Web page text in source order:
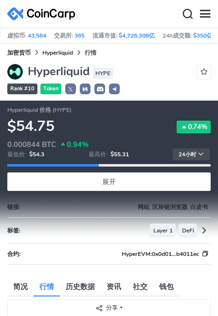
虚拟币:43,564 交易所:365 流通市值:$4,726,308亿 24h成交额:$350亿
加密货币 Hyperliquid 行情
Hyperliquid HYPE
Rank #10 Token 𝕏
Hyperliquid 价格 (HYPE)
$54.75 0.74%
0.000844 BTC 0.94%
最低价: $54.3 最高价: $55.31 24小时
展开
链接: 网站, 区块链浏览器, 白皮书
标签: Layer 1 DeFi
合约: HyperEVM:0x0d01...b4011ec
简况 行情 历史数据 资讯 社交 钱包
分享